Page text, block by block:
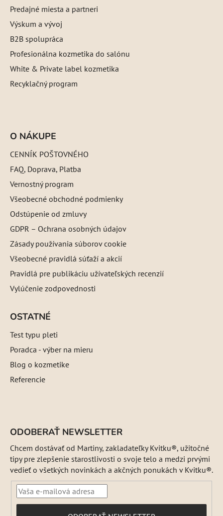
Predajné miesta a partneri
Výskum a vývoj
B2B spolupráca
Profesionálna kozmetika do salónu
White & Private label kozmetika
Recyklačný program
O NÁKUPE
CENNÍK POŠTOVNÉHO
FAQ, Doprava, Platba
Vernostný program
Všeobecné obchodné podmienky
Odstúpenie od zmluvy
GDPR – Ochrana osobných údajov
Zásady používania súborov cookie
Všeobecné pravidlá súťaží a akcií
Pravidlá pre publikáciu užívateľských recenzií
Vylúčenie zodpovednosti
OSTATNÉ
Test typu pleti
Poradca - výber na mieru
Blog o kozmetike
Referencie
ODOBERAŤ NEWSLETTER
Chcem dostávať od Martiny, zakladateľky Kvitku®, užitočné
tipy pre zlepšenie starostlivosti o svoje telo a medzi prvými
vedieť o všetkých novinkách a akčných ponukách v Kvitku®.